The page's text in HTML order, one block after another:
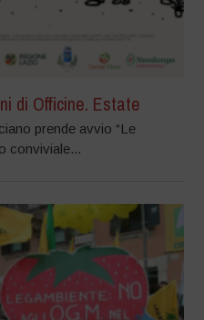
di Officine. Estate
prende avvio “Le
conviviale...